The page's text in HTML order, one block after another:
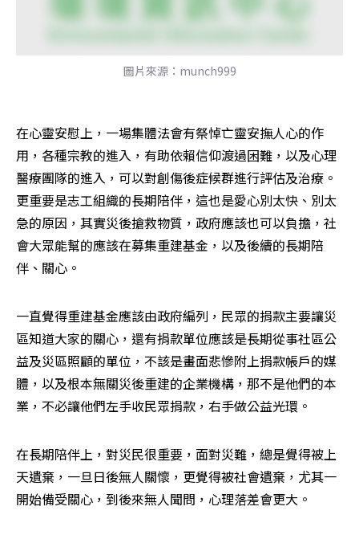
圖片來源：munch999
在心靈安慰上，一場集體法會有祭悼亡靈安撫人心的作
用，各種宗教的進入，有助依賴信仰渡過困難，以及心理
醫療團隊的進入，可以對創傷後症候群進行評估及治療。
更重要是志工組織的長期陪伴，這也是愛心別太快、別太
急的原因，其實災後搶救物質，政府應該也可以負擔，社
會大眾能幫的應該在募集重建基金，以及後續的長期陪
伴、關心。
一直覺得重建基金應該由政府編列，民眾的捐款主要讓災
區知道大家的關心，還有捐款單位應該是長期從事社區公
益及災區照顧的單位，不該是畫面悲慘附上捐款帳戶的媒
體，以及根本無關災後重建的企業機構，那不是他們的本
業，不必讓他們左手收民眾捐款，右手做公益光環。
在長期陪伴上，對災民很重要，面對災難，總是覺得被上
天遺棄，一旦日後無人關懷，更覺得被社會遺棄，尤其一
開始備受關心，到後來無人聞問，心理落差會更大。